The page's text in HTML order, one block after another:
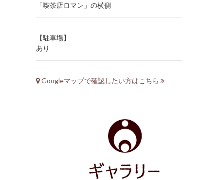
「喫茶店ロマン」の横側
【駐車場】
あり
Googleマップで確認したい方はこちら